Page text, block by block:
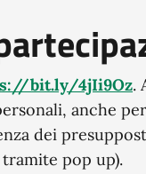
bit.ly/4jIi9Oz.
anche
dei
pop up).